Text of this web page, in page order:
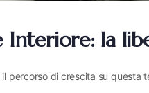
la
percorso di crescita su questa